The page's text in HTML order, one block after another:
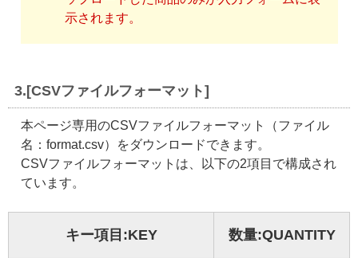
示されます。
3.[CSVファイルフォーマット]
本ページ専用のCSVファイルフォーマット（ファイル
名：format.csv）をダウンロードできます。
CSVファイルフォーマットは、以下の2項目で構成され
ています。
キー項目:KEY 数量:QUANTITY